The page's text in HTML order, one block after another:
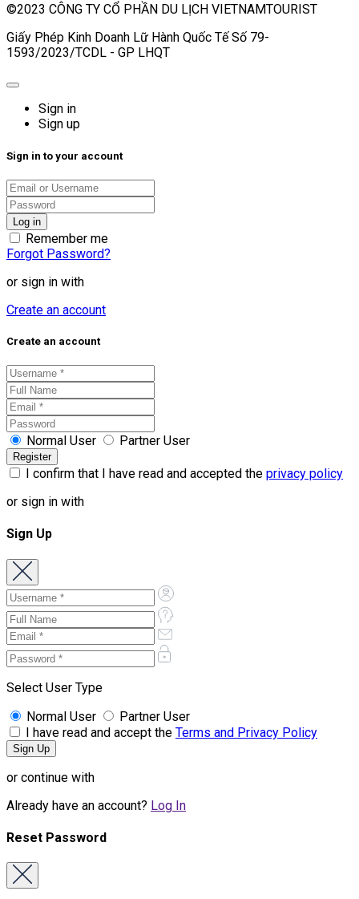
©2023 CÔNG TY CỔ PHẦN DU LỊCH VIETNAMTOURIST
Giấy Phép Kinh Doanh Lữ Hành Quốc Tế Số 79-
1593/2023/TCDL - GP LHQT
Sign in
Sign up
Sign in to your account
Remember me
Forgot Password?
or sign in with
Create an account
Create an account
Normal User Partner User
I confirm that I have read and accepted the privacy policy
or sign in with
Sign Up
Select User Type
Normal User
Partner User
I have read and accept the Terms and Privacy Policy
or continue with
Already have an account? Log In
Reset Password